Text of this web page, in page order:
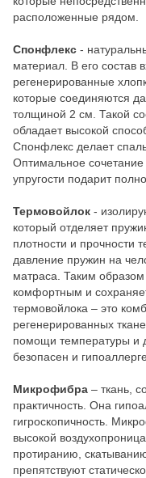
расположенные рядом.
Спонфлекс -
материал. В его состав
регенерированные
которые соединяются
толщиной 2 см. Такой
обладает высокой
Спонфлекс делает
Оптимальное сочетание
упругости подарит
Термовойлок -
который отделяет
плотности и прочности
давление пружин на
матраса. Таким
комфортным и
термовойлока – это
регенерированных
помощи температуры и
безопасен и
Микрофибра – ткань,
практичность. Она
гигроскопичность.
высокой
протиранию,
препятствуют